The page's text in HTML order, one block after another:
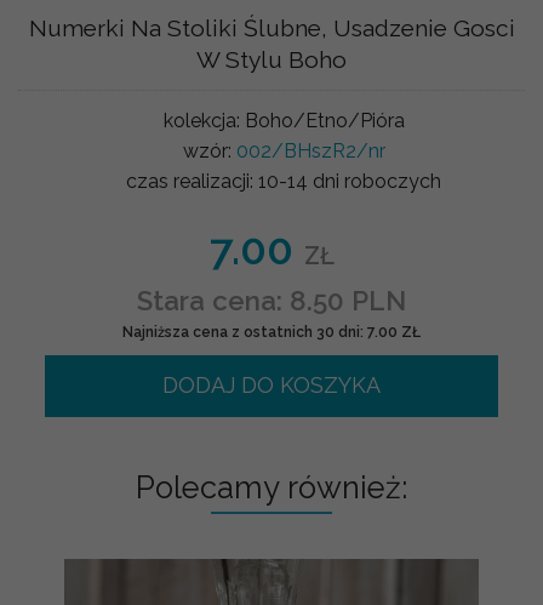
Numerki Na Stoliki Ślubne, Usadzenie Gosci
W Stylu Boho
kolekcja: Boho/Etno/Pióra
wzór: 002/BHszR2/nr
czas realizacji: 10-14 dni roboczych
7.00 ZŁ
Stara cena: 8.50 PLN
Najniższa cena z ostatnich 30 dni: 7.00 ZŁ
DODAJ DO KOSZYKA
Polecamy również: